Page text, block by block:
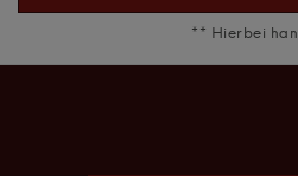
** Hierbei